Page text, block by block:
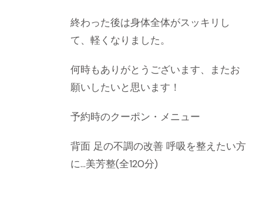
終わった後は身体全体がスッキリし
て、軽くなりました。
何時もありがとうございます、またお
願いしたいと思います！
予約時のクーポン・メニュー
背面 足の不調の改善 呼吸を整えたい方
に…美芳整(全120分)